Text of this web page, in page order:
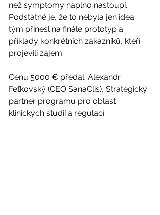
než symptomy naplno nastoupí.
Podstatné je, že to nebyla jen idea:
tým přinesl na finále prototyp a
příklady konkrétních zákazníků, kteří
projevili zájem.
Cenu 5000 € předal: Alexandr
Feťkovský (CEO SanaClis), Strategický
partner programu pro oblast
klinických studií a regulací.